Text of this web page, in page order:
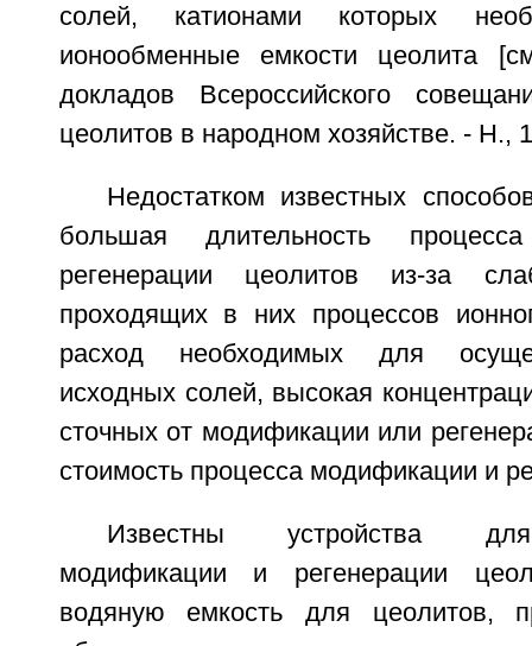
солей, катионами которых
ионообменные емкости цеолита
докладов Всероссийского
цеолитов в народном хозяйстве. - Н.,
Недостатком известных
большая длительность
регенерации цеолитов из-за
проходящих в них процессов
расход необходимых для
исходных солей, высокая
сточных от модификации или
стоимость процесса модификации и
Известны устройства
модификации и регенерации
водяную емкость для цеолитов,